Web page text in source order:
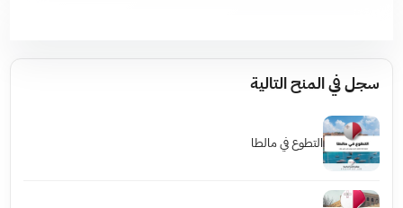
سجل في المنح التالية
التطوع في مالطا